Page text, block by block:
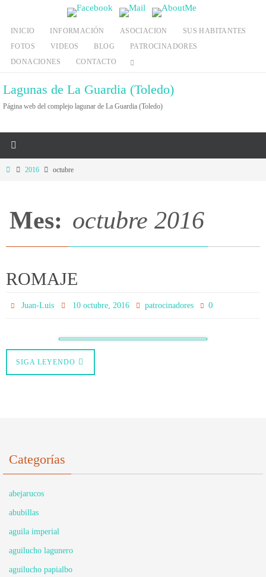
contenido
INICIO INFORMACIÓN ASOCIACION
SUS HABITANTES
FOTOS
VIDEOS BLOG
PATROCINADORES
DONACIONES
CONTACTO
Lagunas de La Guardia (Toledo)
Página web del complejo lagunar de La Guardia (Toledo)
Inicio2016 octubre
Mes: octubre 2016
ROMAJE
Juan-Luis 10 octubre, 2016 patrocinadores 0
SIGA LEYENDO
Categorías
abejarucos
abubillas
aguila imperial
aguilucho lagunero
aguilucho papialbo